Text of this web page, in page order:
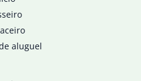
aluguel